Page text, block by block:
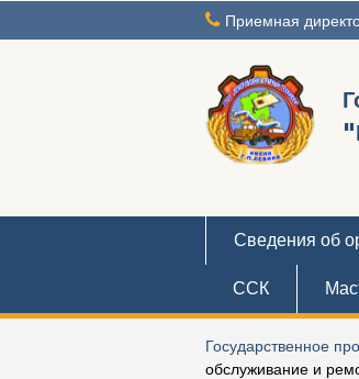
Приемная
Сведения об
ССК
Государственное
обслуживание и